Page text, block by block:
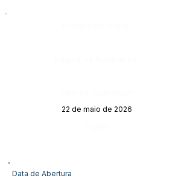
22 de maio de 2026
Data de Abertura